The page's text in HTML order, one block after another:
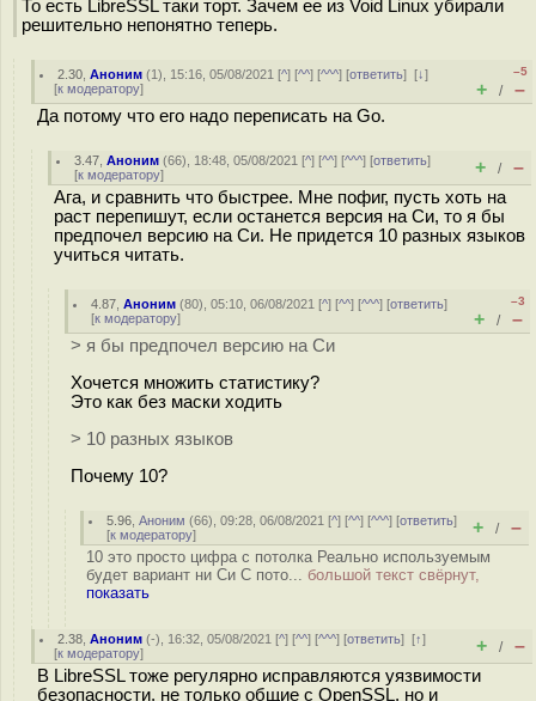
То есть LibreSSL таки торт. Зачем ее из Void Linux убирали
решительно непонятно теперь.
2.30 ,Аноним (1), 15:16, 05/08/2021 [^] [^^] [^^^] [ответить][↓]
[к модератору]
–5
+ / –
Да потому что его надо переписать на Go.
3.47 ,Аноним (66), 18:48, 05/08/2021 [^] [^^] [^^^] [ответить]
[к модератору] + / –
Ага, и сравнить что быстрее. Мне пофиг, пусть хоть на
раст перепишут, если останется версия на Си, то я бы
предпочел версию на Си. Не придется 10 разных языков
учиться читать.
4.87 ,Аноним (80), 05:10, 06/08/2021 [^] [^^] [^^^] [ответить]
[к модератору]
–3
+ / –
> я бы предпочел версию на Си
Хочется множить статистику?
Это как без маски ходить
> 10 разных языков
Почему 10?
5.96 ,Аноним (66), 09:28, 06/08/2021 [^] [^^] [^^^] [ответить]
[к модератору] + / –
10 это просто цифра с потолка Реально используемым
будет вариант ни Си С пото... большой текст свёрнут,
показать
2.38 ,Аноним (-), 16:32, 05/08/2021 [^] [^^] [^^^] [ответить][↑]
[к модератору] + / –
В LibreSSL тоже регулярно исправляются уязвимости
безопасности, не только общие с OpenSSL, но и